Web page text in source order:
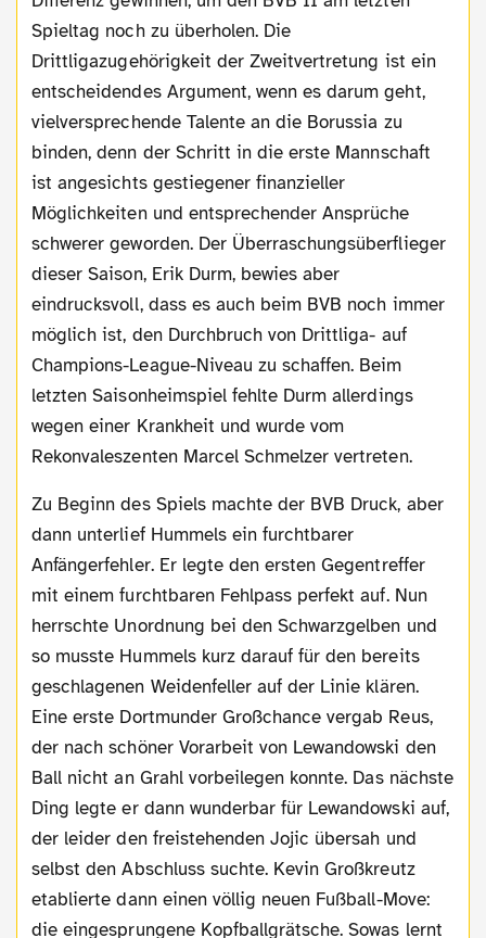
Spieltag noch zu überholen. Die
Drittligazugehörigkeit der Zweitvertretung ist ein
entscheidendes Argument, wenn es darum geht,
vielversprechende Talente an die Borussia zu
binden, denn der Schritt in die erste Mannschaft
ist angesichts gestiegener finanzieller
Möglichkeiten und entsprechender Ansprüche
schwerer geworden. Der Überraschungsüberflieger
dieser Saison, Erik Durm, bewies aber
eindrucksvoll, dass es auch beim BVB noch immer
möglich ist, den Durchbruch von Drittliga- auf
Champions-League-Niveau zu schaffen. Beim
letzten Saisonheimspiel fehlte Durm allerdings
wegen einer Krankheit und wurde vom
Rekonvaleszenten Marcel Schmelzer vertreten.
Zu Beginn des Spiels machte der BVB Druck, aber
dann unterlief Hummels ein furchtbarer
Anfängerfehler. Er legte den ersten Gegentreffer
mit einem furchtbaren Fehlpass perfekt auf. Nun
herrschte Unordnung bei den Schwarzgelben und
so musste Hummels kurz darauf für den bereits
geschlagenen Weidenfeller auf der Linie klären.
Eine erste Dortmunder Großchance vergab Reus,
der nach schöner Vorarbeit von Lewandowski den
Ball nicht an Grahl vorbeilegen konnte. Das nächste
Ding legte er dann wunderbar für Lewandowski auf,
der leider den freistehenden Jojic übersah und
selbst den Abschluss suchte. Kevin Großkreutz
etablierte dann einen völlig neuen Fußball-Move:
die eingesprungene Kopfballgrätsche. Sowas lernt